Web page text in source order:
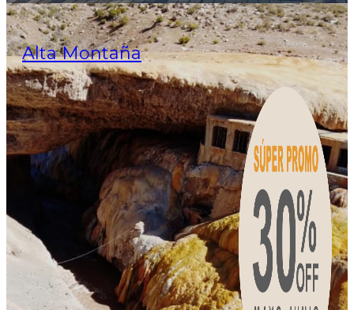
Alta Montaña